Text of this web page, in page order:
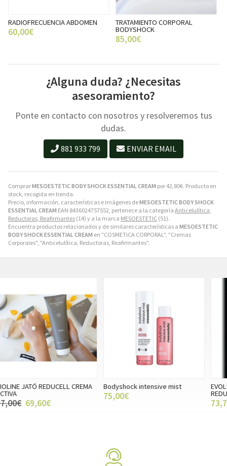
ComprarMESOESTETIC BODY SHOCK ESSENTIAL CREAM por42,80€. Producto en
stock, recogida en tienda.
Precio, información, características e imágenes deMESOESTETIC BODY SHOCK
ESSENTIAL CREAM EAN 8436024757552, pertenece a la categoría Anticelulítica,
Reductoras, Reafirmantes (14) y a la marca MESOESTETIC (51).
Encuentra productos relacionados y de similares características a MESOESTETIC
BODY SHOCK ESSENTIAL CREAM en "COSMETICA CORPORAL", "Cremas
Corporales", "Anticelulítica, Reductoras, Reafirmantes".
RADIOFRECUENCIA ABDOMEN
60,00€
TRATAMIENTO CORPORAL
BODYSHOCK
85,00€
¿Alguna duda? ¿Necesitas
asesoramiento?
Ponte en contacto con nosotros y resolveremos tus
dudas.
881 933 799 ENVIAR EMAIL
Bodyshock intensive mist
75,00€
EVOLUGIE CREMA ACTIVA
REDUCTORA INTENSIVA